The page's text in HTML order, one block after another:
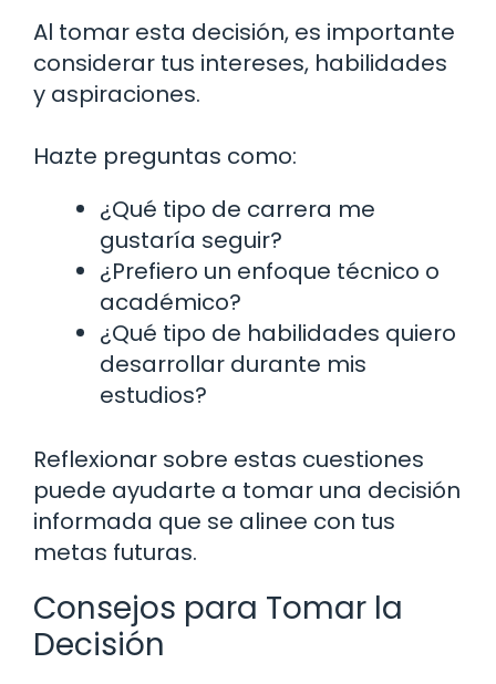
Al tomar esta decisión, es importante
considerar tus intereses, habilidades
y aspiraciones.
Hazte preguntas como:
¿Qué tipo de carrera me
gustaría seguir?
¿Prefiero un enfoque técnico o
académico?
¿Qué tipo de habilidades quiero
desarrollar durante mis
estudios?
Reflexionar sobre estas cuestiones
puede ayudarte a tomar una decisión
informada que se alinee con tus
metas futuras.
Consejos para Tomar la
Decisión